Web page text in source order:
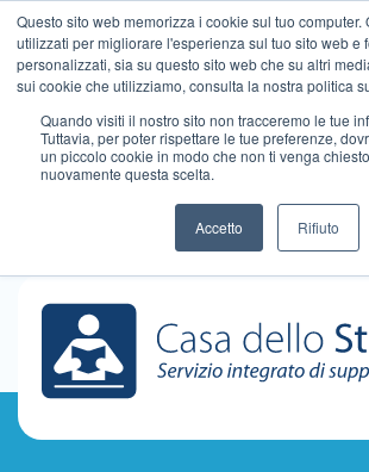
Questo sito web memorizza i cookie sul tuo computer.
utilizzati per migliorare l'esperienza sul tuo sito web e
personalizzati, sia su questo sito web che su altri
sui cookie che utilizziamo, consulta la nostra politica
Quando visiti il ​​nostro sito non tracceremo le tue
Tuttavia, per poter rispettare le tue preferenze,
un piccolo cookie in modo che non ti venga
nuovamente questa scelta.
Accetto Rifiuto